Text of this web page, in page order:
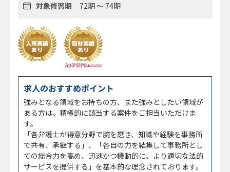
対象修習期
72期 ～ 74期
求人のおすすめポイント
強みとなる領域をお持ちの方、また強みとしたい領域が
ある方は、積極的に該当する案件をご担当いただけま
す。
「各弁護士が得意分野で腕を磨き、知識や経験を事務所
で共有、承継する」、「各自の力を結集して事務所とし
ての総合力を高め、迅速かつ機動的に、より適切な法的
サービスを提供する」を基本的な理念されております。